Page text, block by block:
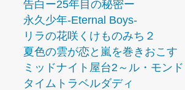
告白ー25年目の秘密ー
永久少年-Eternal Boys-
リラの花咲くけものみち２
夏色の雲が恋と嵐を巻きおこす
ミッドナイト屋台2～ル・モンド
タイムトラベルダディ